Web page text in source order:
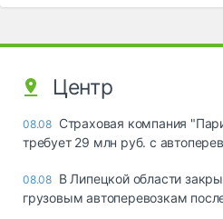
Центр
08.08 Страховая компания
требует 29 млн руб. с
08.08 В Липецкой области
грузовым автоперевозкам